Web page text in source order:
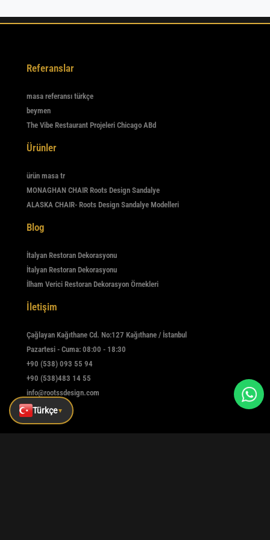
Türkçe▼
Referanslar
masa referansı türkçe
beymen
The Vibe Restaurant Projeleri Chicago ABd
Ürünler
ürün masa tr
MONAGHAN CHAIR Roots Design Sandalye
ALASKA CHAIR- Roots Design Sandalye Modelleri
Blog
İtalyan Restoran Dekorasyonu
İtalyan Restoran Dekorasyonu
İlham Verici Restoran Dekorasyon Örnekleri
İletişim
Çağlayan Kağıthane Cd. No:127 Kağıthane / İstanbul
Pazartesi - Cuma: 08:00 - 18:30
+90 (538) 093 55 94
+90 (538)483 14 55
info@rootssdesign.com
E-Bülten